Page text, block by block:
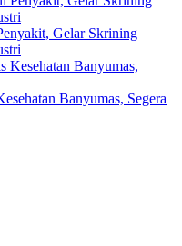
Gelar Skrining
Banyumas, Segera